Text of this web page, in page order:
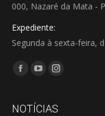
000, Nazaré da Mata -
Expediente:
Segunda à sexta-feira,
Encontre-nos em:
Facebook
opens
YouTube
opens
Instagram
opens
NOTÍCIAS